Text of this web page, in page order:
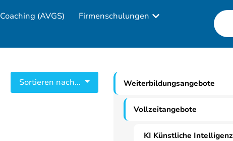
Coaching (AVGS) Firmenschulungen
Sortieren nach... Weiterbildungsangebote
Vollzeitangebote
KI Künstliche Intelligenz